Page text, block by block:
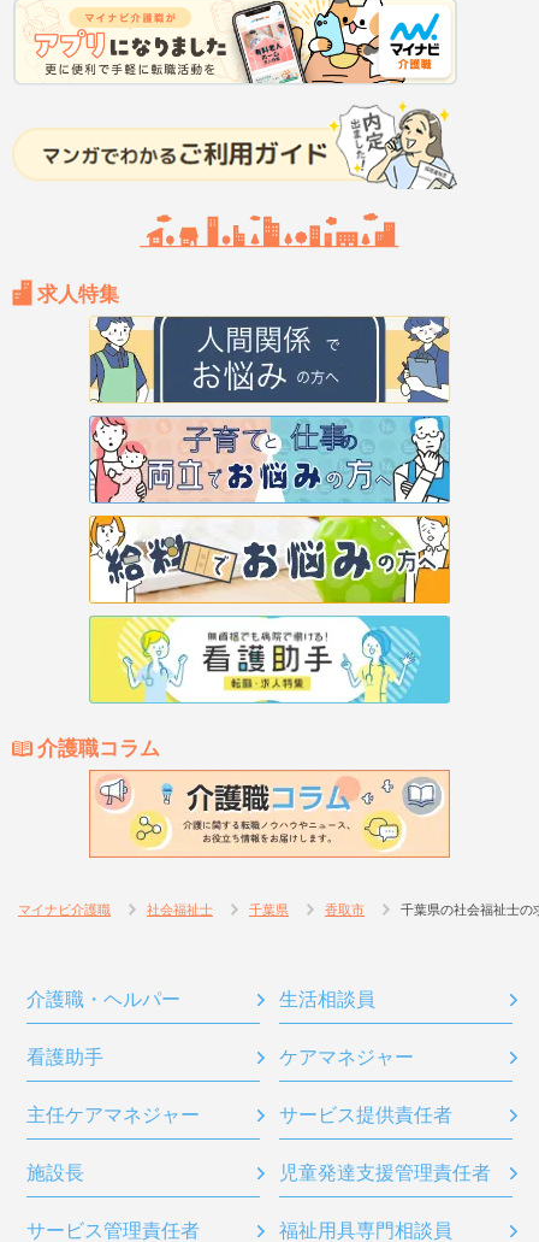
求人特集
介護職コラム
マイナビ介護職 社会福祉士 千葉県 香取市 千葉県の社会福祉士の
介護職・ヘルパー 生活相談員
看護助手 ケアマネジャー
主任ケアマネジャー サービス提供責任者
施設長 児童発達支援管理責任者
サービス管理責任者 福祉用具専門相談員